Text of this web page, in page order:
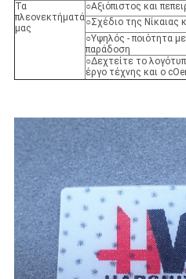
Τα
πλεονεκτήματά
μας
○Αξιόπιστος και
○Σχέδιο της Νίκαιας
○Υψηλός - ποιότητα
παράδοση
○Δεχτείτε το
έργο τέχνης και ο